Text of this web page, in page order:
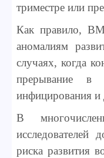
триместре или
Как правило,
аномалиям
случаях, когда
прерывание в
инфицирования и
В
риска развития